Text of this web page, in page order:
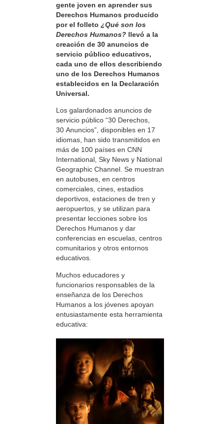
gente joven en aprender sus
Derechos Humanos producido
por el folleto ¿Qué son los
Derechos Humanos? llevó a la
creación de 30 anuncios de
servicio público educativos,
cada uno de ellos describiendo
uno de los Derechos Humanos
establecidos en la Declaración
Universal.
Los galardonados anuncios de
servicio público “30 Derechos,
30 Anuncios”, disponibles en 17
idiomas, han sido transmitidos en
más de 100 países en CNN
International, Sky News y National
Geographic Channel. Se muestran
en autobuses, en centros
comerciales, cines, estadios
deportivos, estaciones de tren y
aeropuertos, y se utilizan para
presentar lecciones sobre los
Derechos Humanos y dar
conferencias en escuelas, centros
comunitarios y otros entornos
educativos.
Muchos educadores y
funcionarios responsables de la
enseñanza de los Derechos
Humanos a los jóvenes apoyan
entusiastamente esta herramienta
educativa: